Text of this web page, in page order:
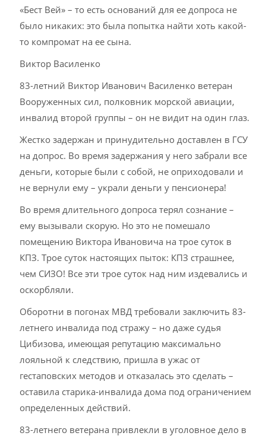
«Бест Вей» – то есть оснований для ее допроса не
было никаких: это была попытка найти хоть какой-
то компромат на ее сына.
Виктор Василенко
83-летний Виктор Иванович Василенко ветеран
Вооруженных сил, полковник морской авиации,
инвалид второй группы – он не видит на один глаз.
Жестко задержан и принудительно доставлен в ГСУ
на допрос. Во время задержания у него забрали все
деньги, которые были с собой, не оприходовали и
не вернули ему – украли деньги у пенсионера!
Во время длительного допроса терял сознание –
ему вызывали скорую. Но это не помешало
помещению Виктора Ивановича на трое суток в
КПЗ. Трое суток настоящих пыток: КПЗ страшнее,
чем СИЗО! Все эти трое суток над ним издевались и
оскорбляли.
Оборотни в погонах МВД требовали заключить 83-
летнего инвалида под стражу – но даже судья
Цибизова, имеющая репутацию максимально
лояльной к следствию, пришла в ужас от
гестаповских методов и отказалась это сделать –
оставила старика-инвалида дома под ограничением
определенных действий.
83-летнего ветерана привлекли в уголовное дело в